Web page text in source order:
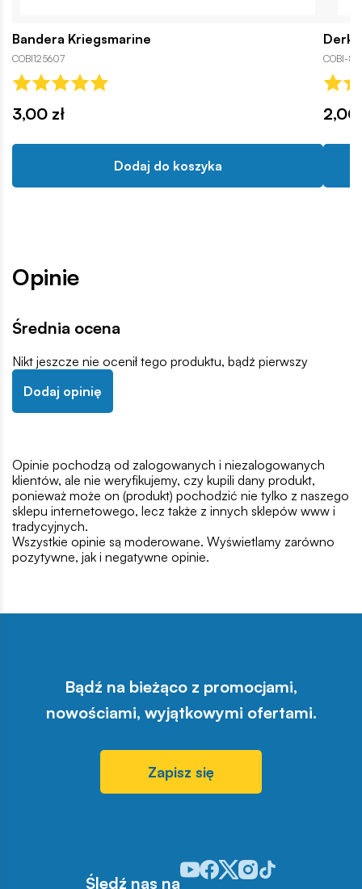
Bandera Kriegsmarine
COBI125607
3,00 zł
Dodaj do koszyka
Derka
COBI-
2,00
Opinie
Średnia ocena
Nikt jeszcze nie ocenił tego produktu, bądź pierwszy
Dodaj opinię
Opinie pochodzą od zalogowanych i niezalogowanych
klientów, ale nie weryfikujemy, czy kupili dany produkt,
ponieważ może on (produkt) pochodzić nie tylko z naszego
sklepu internetowego, lecz także z innych sklepów www i
tradycyjnych.
Wszystkie opinie są moderowane. Wyświetlamy zarówno
pozytywne, jak i negatywne opinie.
Bądź na bieżąco z promocjami,
nowościami, wyjątkowymi ofertami.
Zapisz się
Śledź nas na
Odwiedź nasz profil w serwisie
Odwiedź nasz profil w
Odwiedź nasz profil w
Odwiedź nasz profil w
Odwiedź nasz